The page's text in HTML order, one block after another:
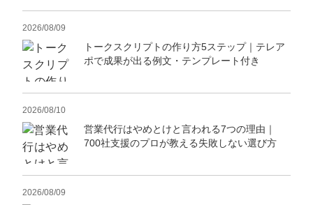
2026/08/09
トークスクリプトの作り方5ステップ｜テレア
ポで成果が出る例文・テンプレート付き
2026/08/10
営業代行はやめとけと言われる7つの理由｜
700社支援のプロが教える失敗しない選び方
2026/08/09